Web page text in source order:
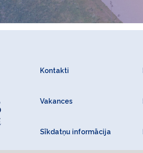
Kontakti
Vakances
Sīkdatņu informācija